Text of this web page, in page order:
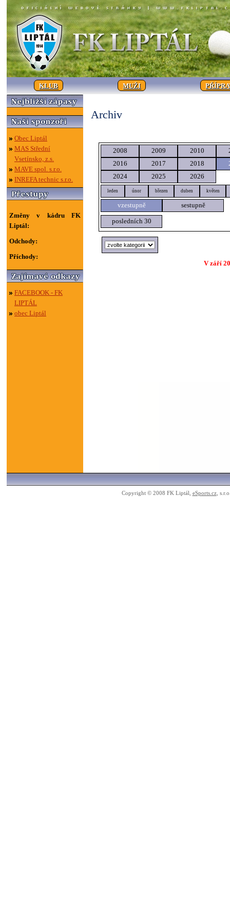
KLUB MUŽI
Obec Liptál
MAS Střední
Vsetínsko, z.s.
MAVE spol. s.r.o.
INREFA technic s.r.o.
Změny v kádru FK
Liptál:
Odchody:
Příchody:
FACEBOOK - FK
LIPTÁL
obec Liptál
Archiv
2008 2009 2010
2016
2017 2018
2024
2025 2026
leden únor březen duben květen
vzestupně sestupně
posledních 30
V září
Copyright © 2008 FK Liptál, eSports.cz,